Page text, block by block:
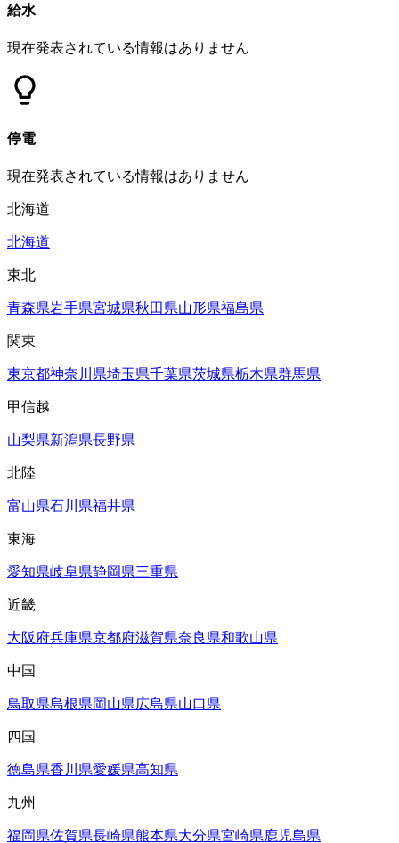
給水
現在発表されている情報はありません
停電
現在発表されている情報はありません
北海道
北海道
東北
青森県岩手県宮城県秋田県山形県福島県
関東
東京都神奈川県埼玉県千葉県茨城県栃木県群馬県
甲信越
山梨県新潟県長野県
北陸
富山県石川県福井県
東海
愛知県岐阜県静岡県三重県
近畿
大阪府兵庫県京都府滋賀県奈良県和歌山県
中国
鳥取県島根県岡山県広島県山口県
四国
徳島県香川県愛媛県高知県
九州
福岡県佐賀県長崎県熊本県大分県宮崎県鹿児島県